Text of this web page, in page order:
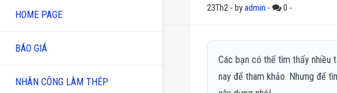
HOME PAGE
BÁO GIÁ
NHÂN CÔNG LÀM THÉP
23Th2 - byadmin - 0 -
Các bạn có thể tìm thấy nhiều
nay để tham khảo. Nhưng để